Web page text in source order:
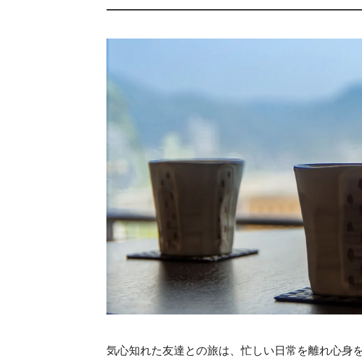
気心知れた友達との旅は、忙しい日常を離れ心身